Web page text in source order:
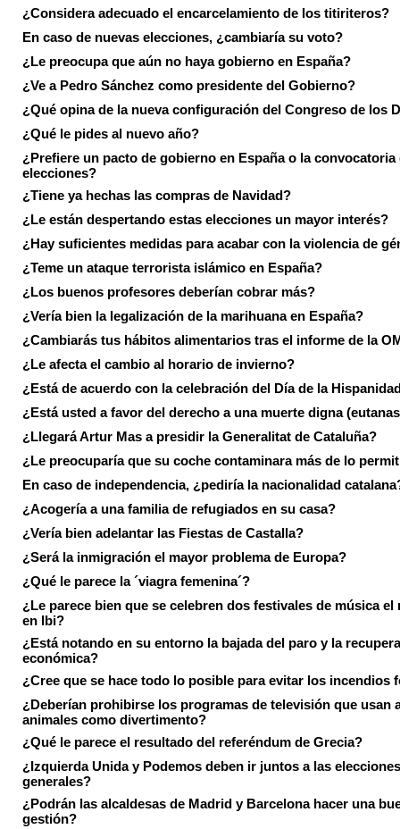
¿Considera adecuado el encarcelamiento de los titiriteros?
En caso de nuevas elecciones, ¿cambiaría su voto?
¿Le preocupa que aún no haya gobierno en España?
¿Ve a Pedro Sánchez como presidente del Gobierno?
¿Qué opina de la nueva configuración del Congreso de los
¿Qué le pides al nuevo año?
¿Prefiere un pacto de gobierno en España o la convocatoria
elecciones?
¿Tiene ya hechas las compras de Navidad?
¿Le están despertando estas elecciones un mayor interés?
¿Hay suficientes medidas para acabar con la violencia de
¿Teme un ataque terrorista islámico en España?
¿Los buenos profesores deberían cobrar más?
¿Vería bien la legalización de la marihuana en España?
¿Cambiarás tus hábitos alimentarios tras el informe de la
¿Le afecta el cambio al horario de invierno?
¿Está de acuerdo con la celebración del Día de la
¿Está usted a favor del derecho a una muerte digna
¿Llegará Artur Mas a presidir la Generalitat de Cataluña?
¿Le preocuparía que su coche contaminara más de lo
En caso de independencia, ¿pediría la nacionalidad
¿Acogería a una familia de refugiados en su casa?
¿Vería bien adelantar las Fiestas de Castalla?
¿Será la inmigración el mayor problema de Europa?
¿Qué le parece la ´viagra femenina´?
¿Le parece bien que se celebren dos festivales de música el
en Ibi?
¿Está notando en su entorno la bajada del paro y la
económica?
¿Cree que se hace todo lo posible para evitar los incendios
¿Deberían prohibirse los programas de televisión que usan
animales como divertimento?
¿Qué le parece el resultado del referéndum de Grecia?
¿Izquierda Unida y Podemos deben ir juntos a las elecciones
generales?
¿Podrán las alcaldesas de Madrid y Barcelona hacer una
gestión?